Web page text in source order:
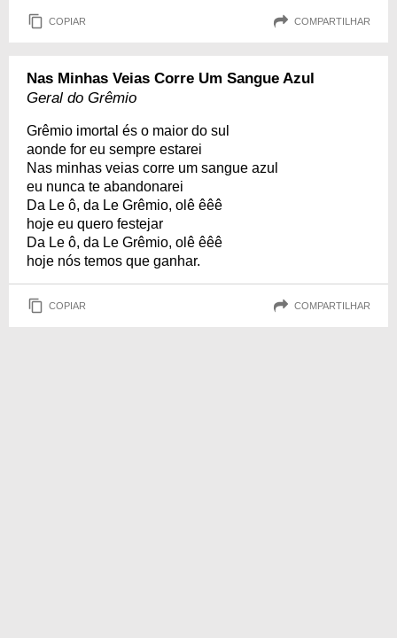
COPIAR COMPARTILHAR
Nas Minhas Veias Corre Um Sangue Azul
Geral do Grêmio
Grêmio imortal és o maior do sul
aonde for eu sempre estarei
Nas minhas veias corre um sangue azul
eu nunca te abandonarei
Da Le ô, da Le Grêmio, olê êêê
hoje eu quero festejar
Da Le ô, da Le Grêmio, olê êêê
hoje nós temos que ganhar.
COPIAR COMPARTILHAR